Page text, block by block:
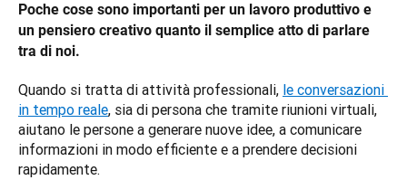
Poche cose sono importanti per un lavoro produttivo e
un pensiero creativo quanto il semplice atto di parlare
tra di noi.
Quando si tratta di attività professionali, le conversazioni
in tempo reale, sia di persona che tramite riunioni virtuali,
aiutano le persone a generare nuove idee, a comunicare
informazioni in modo efficiente e a prendere decisioni
rapidamente.